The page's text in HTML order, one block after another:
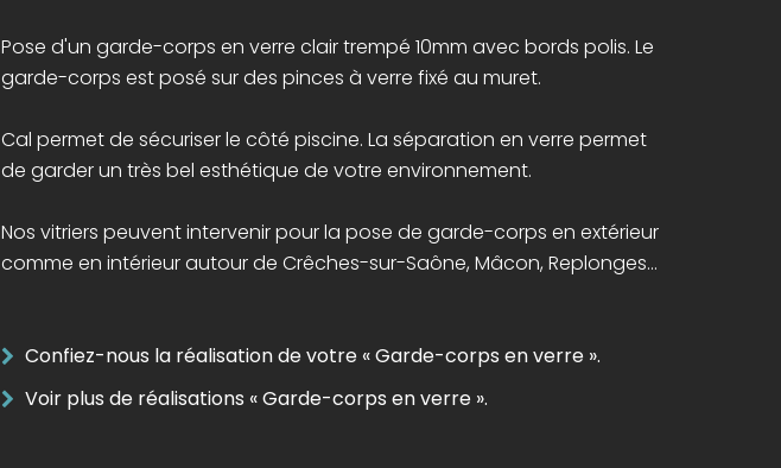
Pose d'un garde-corps en verre clair trempé 10mm avec bords polis. Le
garde-corps est posé sur des pinces à verre fixé au muret.
Cal permet de sécuriser le côté piscine. La séparation en verre permet
de garder un très bel esthétique de votre environnement.
Nos vitriers peuvent intervenir pour la pose de garde-corps en extérieur
comme en intérieur autour de Crêches-sur-Saône, Mâcon, Replonges...
Confiez-nous la réalisation de votre « Garde-corps en verre ».
Voir plus de réalisations « Garde-corps en verre ».